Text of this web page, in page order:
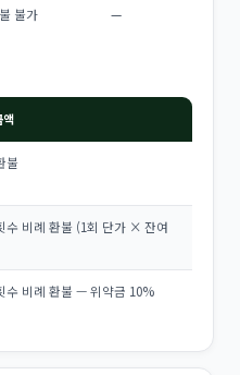
불가 —
액
불
수 비례 환불 (1회 단가 × 잔여
수 비례 환불 — 위약금 10%